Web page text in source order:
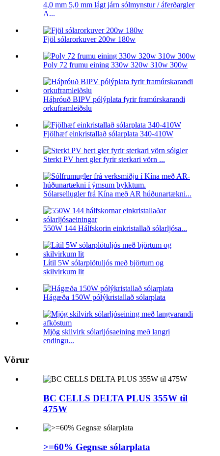
4,0 mm 5,0 mm lágt járn sólmynstur / áferðargler
A...
Fjöl sólarorkuver 200w 180w
Poly 72 frumu eining 330w 320w 310w 300w
Háþróuð BIPV pólýplata fyrir framúrskarandi
orkuframleiðslu
Fjölhæf einkristallað sólarplata 340-410W
Sterkt PV hert gler fyrir sterkari vörn ...
Sólarsellugler frá Kína með AR húðunartækni...
550W 144 Hálfskorin einkristallað sólarljósa...
Lítil 5W sólarplötuljós með björtum og
skilvirkum lit
Hágæða 150W pólýkristallað sólarplata
Mjög skilvirk sólarljósaeining með langri
endingu...
Vörur
BC CELLS DELTA PLUS 355W til
475W
>=60% Gegnsæ sólarplata